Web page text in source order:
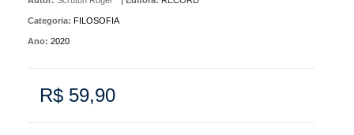
Categoria: FILOSOFIA
Ano: 2020
R$ 59,90